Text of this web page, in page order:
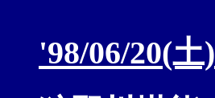
'98/06/20(土)